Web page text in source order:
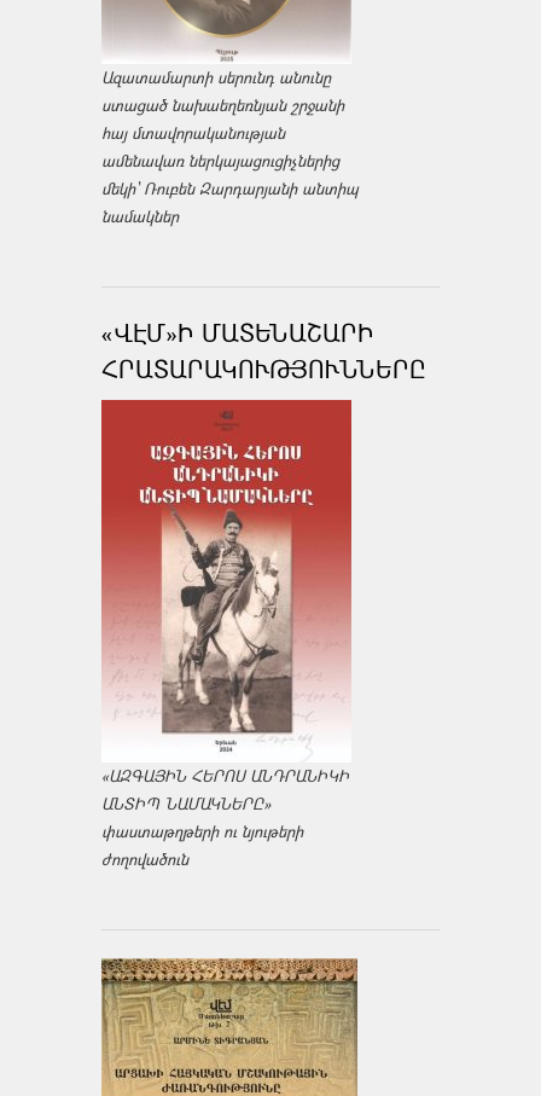
Ազատամարտի սերունդ անունը
ստացած նախաեղեռնյան շրջանի
հայ մտավորականության
ամենավառ ներկայացուցիչներից
մեկի՝ Ռուբեն Զարդարյանի անտիպ
նամակներ
«ՎԷՄ»Ի ՄԱՏԵՆԱՇԱՐԻ
ՀՐԱՏԱՐԱԿՈՒԹՅՈՒՆՆԵՐԸ
«ԱԶԳԱՅԻՆ ՀԵՐՈՍ ԱՆԴՐԱՆԻԿԻ
ԱՆՏԻՊ ՆԱՄԱԿՆԵՐԸ»
փաստաթղթերի ու նյութերի
ժողովածուն